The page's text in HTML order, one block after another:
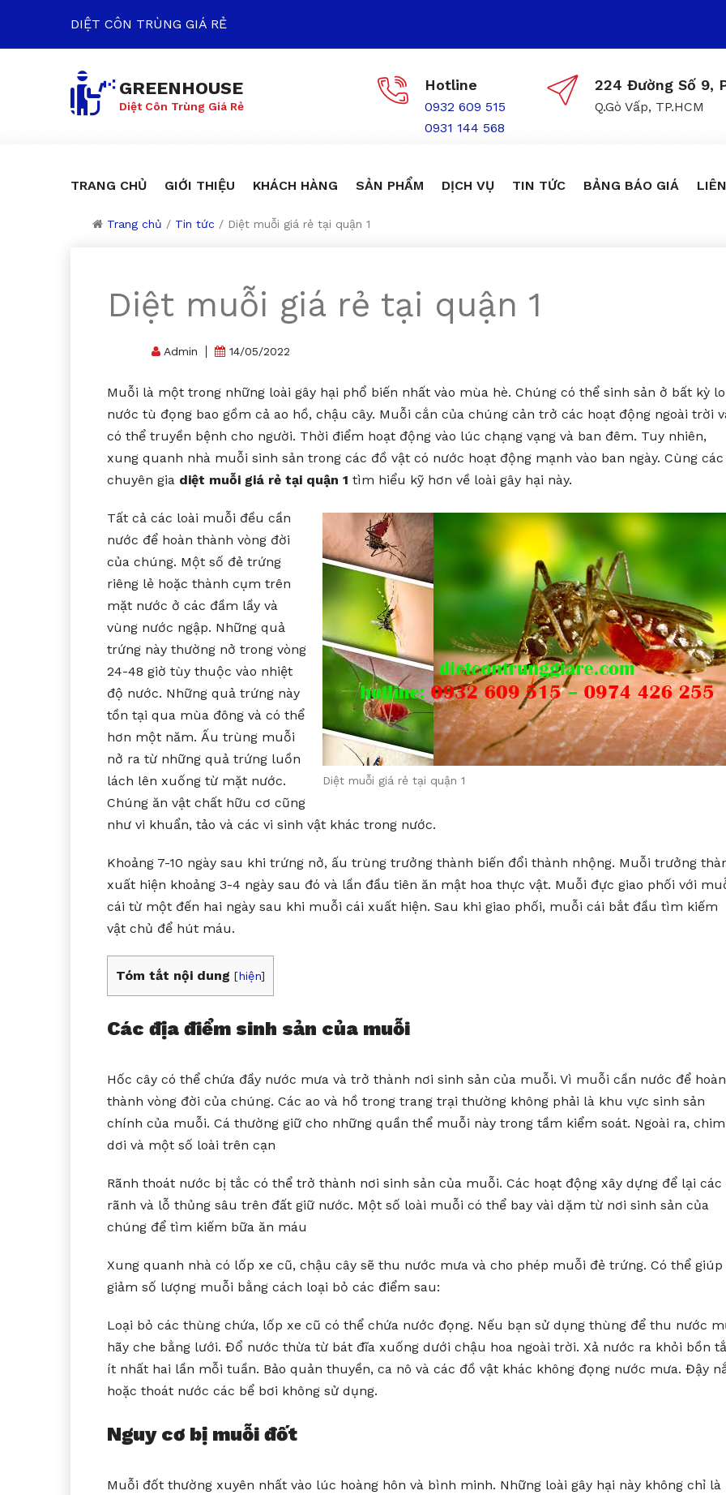
DIỆT CÔN TRÙNG GIÁ RẺ
GREENHOUSE
Diệt Côn Trùng Giá Rẻ
Hotline
0932 609 515
0931 144 568
224 Đường Số 9,
Q.Gò Vấp, TP.HCM
TRANG CHỦ GIỚI THIỆU KHÁCH HÀNG SẢN PHẨM DỊCH VỤ TIN TỨC BẢNG BÁO GIÁ
Trang chủ / Tin tức / Diệt muỗi giá rẻ tại quận 1
Diệt muỗi giá rẻ tại quận 1
Admin 14/05/2022
Muỗi là một trong những loài gây hại phổ biến nhất vào mùa hè. Chúng có thể sinh sản ở bất kỳ
nước tù đọng bao gồm cả ao hồ, chậu cây. Muỗi cắn của chúng cản trở các hoạt động ngoài trời
có thể truyền bệnh cho người. Thời điểm hoạt động vào lúc chạng vạng và ban đêm. Tuy nhiên,
xung quanh nhà muỗi sinh sản trong các đồ vật có nước hoạt động mạnh vào ban ngày. Cùng các
chuyên gia diệt muỗi giá rẻ tại quận 1 tìm hiểu kỹ hơn về loài gây hại này.
Diệt muỗi giá rẻ tại quận 1
Tất cả các loài muỗi đều cần
nước để hoàn thành vòng đời
của chúng. Một số đẻ trứng
riêng lẻ hoặc thành cụm trên
mặt nước ở các đầm lầy và
vùng nước ngập. Những quả
trứng này thường nở trong vòng
24-48 giờ tùy thuộc vào nhiệt
độ nước. Những quả trứng này
tồn tại qua mùa đông và có thể
hơn một năm. Ấu trùng muỗi
nở ra từ những quả trứng luồn
lách lên xuống từ mặt nước.
Chúng ăn vật chất hữu cơ cũng
như vi khuẩn, tảo và các vi sinh vật khác trong nước.
Khoảng 7-10 ngày sau khi trứng nở, ấu trùng trưởng thành biến đổi thành nhộng. Muỗi trưởng
xuất hiện khoảng 3-4 ngày sau đó và lần đầu tiên ăn mật hoa thực vật. Muỗi đực giao phối với
cái từ một đến hai ngày sau khi muỗi cái xuất hiện. Sau khi giao phối, muỗi cái bắt đầu tìm kiếm
vật chủ để hút máu.
Tóm tắt nội dung [hiện]
Các địa điểm sinh sản của muỗi
Hốc cây có thể chứa đầy nước mưa và trở thành nơi sinh sản của muỗi. Vì muỗi cần nước để hoàn
thành vòng đời của chúng. Các ao và hồ trong trang trại thường không phải là khu vực sinh sản
chính của muỗi. Cá thường giữ cho những quần thể muỗi này trong tầm kiểm soát. Ngoài ra,
dơi và một số loài trên cạn
Rãnh thoát nước bị tắc có thể trở thành nơi sinh sản của muỗi. Các hoạt động xây dựng để lại các
rãnh và lỗ thủng sâu trên đất giữ nước. Một số loài muỗi có thể bay vài dặm từ nơi sinh sản của
chúng để tìm kiếm bữa ăn máu
Xung quanh nhà có lốp xe cũ, chậu cây sẽ thu nước mưa và cho phép muỗi đẻ trứng. Có thể giúp
giảm số lượng muỗi bằng cách loại bỏ các điểm sau:
Loại bỏ các thùng chứa, lốp xe cũ có thể chứa nước đọng. Nếu bạn sử dụng thùng để thu nước
hãy che bằng lưới. Đổ nước thừa từ bát đĩa xuống dưới chậu hoa ngoài trời. Xả nước ra khỏi bồn
ít nhất hai lần mỗi tuần. Bảo quản thuyền, ca nô và các đồ vật khác không đọng nước mưa. Đậy
hoặc thoát nước các bể bơi không sử dụng.
Nguy cơ bị muỗi đốt
Muỗi đốt thường xuyên nhất vào lúc hoàng hôn và bình minh. Những loài gây hại này không chỉ là